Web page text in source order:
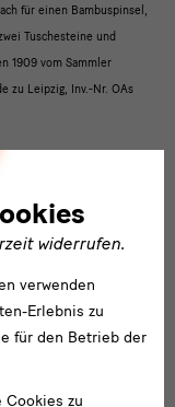
für einen Bambuspinsel,
Tuschesteine und
1909 vom Sammler
zu Leipzig, Inv.-Nr. OAs
widerrufen.
verwenden
Erlebnis zu
für den Betrieb der
Cookies zu